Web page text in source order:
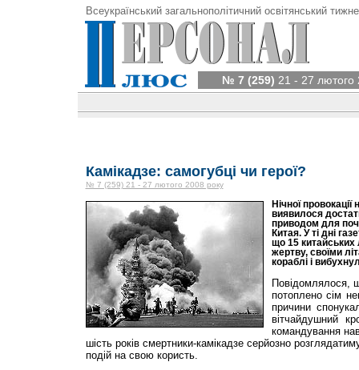
Всеукраїнський загальнополітичний освітянський
№ 7 (259) 21 - 27 лютого
Камікадзе: самогубці чи герої?
№ 7 (259) 21 - 27 лютого 2008 року
Нічної
виявилося
приводом для
Китая. У ті дні
що 15 китайських
жертву, своїми
кораблі і
Повідомлялося,
потоплено сім
причини
вітчайдушний
командування
шість років смертники-камікадзе серйозно
подій на свою користь.